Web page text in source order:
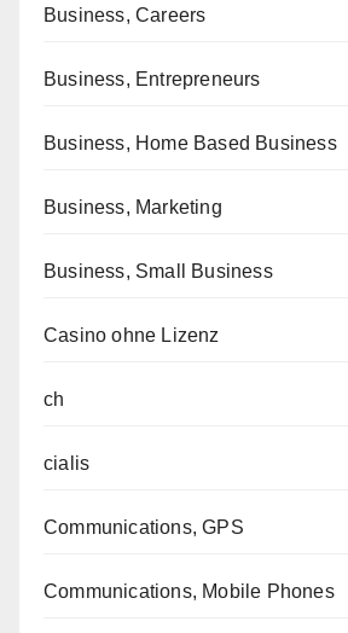
Business, Careers
Business, Entrepreneurs
Business, Home Based Business
Business, Marketing
Business, Small Business
Casino ohne Lizenz
ch
cialis
Communications, GPS
Communications, Mobile Phones